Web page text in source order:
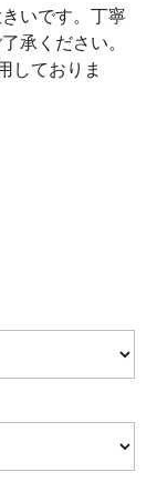
いです。丁寧
承ください。
しておりま